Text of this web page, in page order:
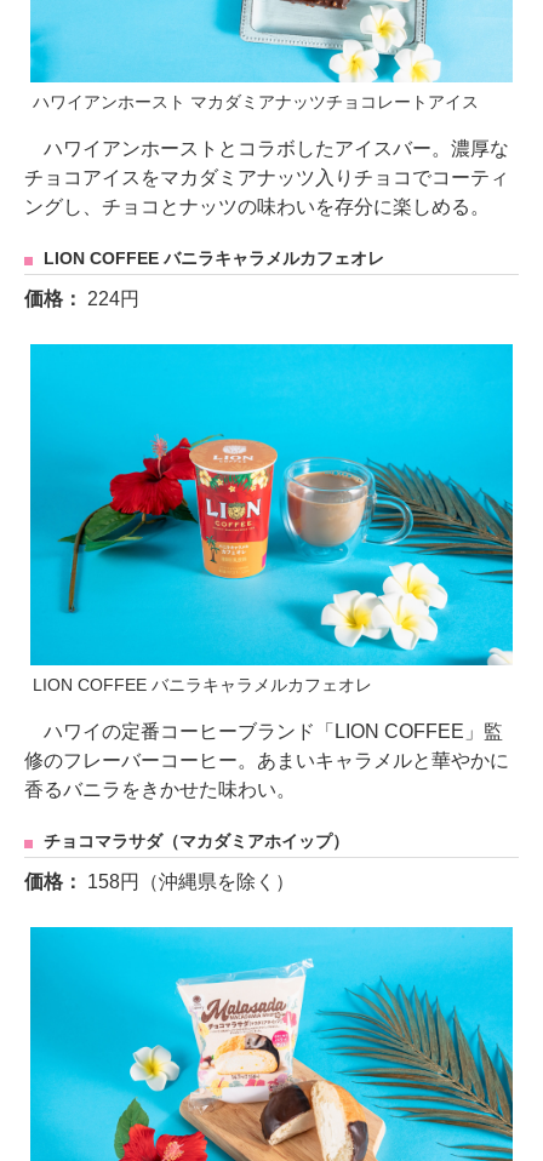
ハワイアンホースト マカダミアナッツチョコレートアイス
ハワイアンホーストとコラボしたアイスバー。濃厚な
チョコアイスをマカダミアナッツ入りチョコでコーティ
ングし、チョコとナッツの味わいを存分に楽しめる。
LION COFFEE バニラキャラメルカフェオレ
価格： 224円
LION COFFEE バニラキャラメルカフェオレ
ハワイの定番コーヒーブランド「LION COFFEE」監
修のフレーバーコーヒー。あまいキャラメルと華やかに
香るバニラをきかせた味わい。
チョコマラサダ（マカダミアホイップ）
価格： 158円（沖縄県を除く）